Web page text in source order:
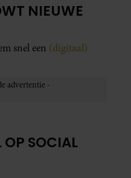
NIEUWE
snel een (digitaal)
OP SOCIAL